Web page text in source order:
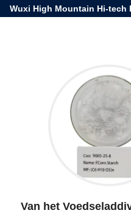
Wuxi High Mountain Hi-tech
Van het